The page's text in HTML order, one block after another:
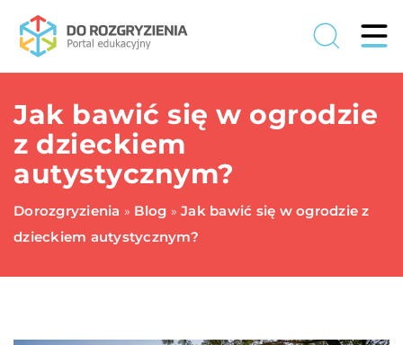
Jak bawić się w ogrodzie
z dzieckiem
autystycznym?
Dorozgryzienia » Blog » Jak bawić się w ogrodzie z
dzieckiem autystycznym?